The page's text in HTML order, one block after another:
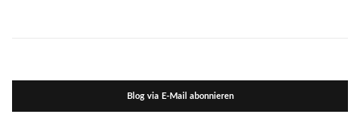
Blog via E-Mail abonnieren